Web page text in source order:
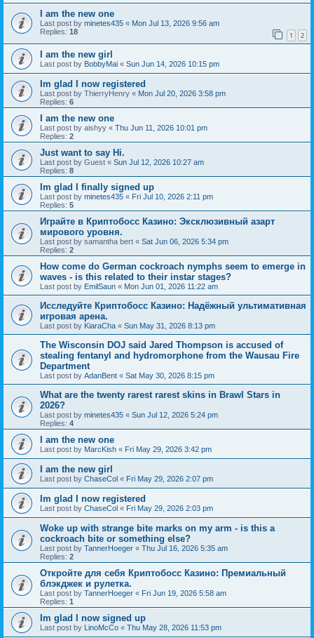
I am the new one
Last post by minetes435 « Mon Jul 13, 2026 9:56 am
Replies: 18 1 2
I am the new girl
Last post by BobbyMai « Sun Jun 14, 2026 10:15 pm
Im glad I now registered
Last post by ThierryHenry « Mon Jul 20, 2026 3:58 pm
Replies: 6
I am the new one
Last post by aishyy « Thu Jun 11, 2026 10:01 pm
Replies: 2
Just want to say Hi.
Last post by Guest « Sun Jul 12, 2026 10:27 am
Replies: 8
Im glad I finally signed up
Last post by minetes435 « Fri Jul 10, 2026 2:11 pm
Replies: 5
Играйте в Криптобосс Казино: Эксклюзивный азарт
мирового уровня.
Last post by samantha bert « Sat Jun 06, 2026 5:34 pm
Replies: 2
How come do German cockroach nymphs seem to emerge in
waves - is this related to their instar stages?
Last post by EmilSaun « Mon Jun 01, 2026 11:22 am
Исследуйте Криптобосс Казино: Надёжный ультимативная
игровая арена.
Last post by KiaraCha « Sun May 31, 2026 8:13 pm
The Wisconsin DOJ said Jared Thompson is accused of
stealing fentanyl and hydromorphone from the Wausau Fire
Department
Last post by AdanBent « Sat May 30, 2026 8:15 pm
What are the twenty rarest rarest skins in Brawl Stars in
2026?
Last post by minetes435 « Sun Jul 12, 2026 5:24 pm
Replies: 4
I am the new one
Last post by MarcKish « Fri May 29, 2026 3:42 pm
I am the new girl
Last post by ChaseCol « Fri May 29, 2026 2:07 pm
Im glad I now registered
Last post by ChaseCol « Fri May 29, 2026 2:03 pm
Woke up with strange bite marks on my arm - is this a
cockroach bite or something else?
Last post by TannerHoeger « Thu Jul 16, 2026 5:35 am
Replies: 2
Откройте для себя Криптобосс Казино: Премиальный
блэкджек и рулетка.
Last post by TannerHoeger « Fri Jun 19, 2026 5:58 am
Replies: 1
Im glad I now signed up
Last post by LinoMcCo « Thu May 28, 2026 11:53 pm